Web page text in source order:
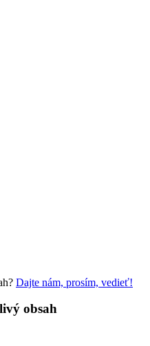
Dajte nám, prosím, vedieť!
obsah